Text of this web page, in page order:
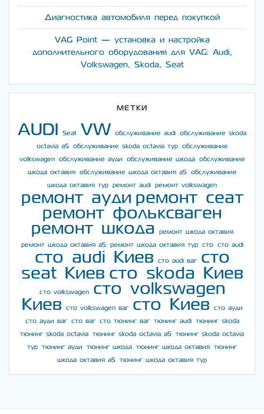
Диагностика автомобиля перед покупкой
VAG Point — установка и настройка
дополнительного оборудования для VAG: Audi,
Volkswagen, Skoda, Seat
МЕТКИ
AUDI Seat VW обслуживание audi
обслуживание skoda
octavia a5
обслуживание skoda octavia тур
обслуживание
volkswagen
обслуживание ауди обслуживание шкода
обслуживание
шкода октавия
обслуживание шкода октавия а5
обслуживание
шкода октавия тур
ремонт audi ремонт volkswagen
ремонт ауди ремонт сеат
ремонт фольксваген
ремонт шкода
ремонт шкода октавия
ремонт шкода октавия а5
ремонт шкода октавия тур сто сто audi
сто audi Киев сто audi ваг
сто
seat Киев сто skoda Киев
сто volkswagen
сто volkswagen
Киев
сто volkswagen ваг сто Киев
сто ауди
сто ауди ваг
сто ваг сто тюнинг ваг тюнинг audi
тюнинг skoda
тюнинг skoda octavia
тюнинг skoda octavia a5
тюнинг skoda octavia
тур
тюнинг ауди тюнинг шкода тюнинг шкода октавия
тюнинг
шкода октавия а5
тюнинг шкода октавия тур